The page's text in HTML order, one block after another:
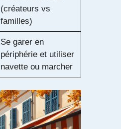
(créateurs vs
familles)
Se garer en
périphérie et utiliser
navette ou marcher